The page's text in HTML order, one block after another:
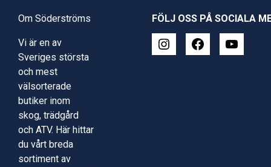
Om Söderströms
Vi är en av
Sveriges största
och mest
välsorterade
butiker inom
skog, trädgård
och ATV. Här hittar
du vårt breda
sortiment av
FÖLJ OSS PÅ SOCIALA